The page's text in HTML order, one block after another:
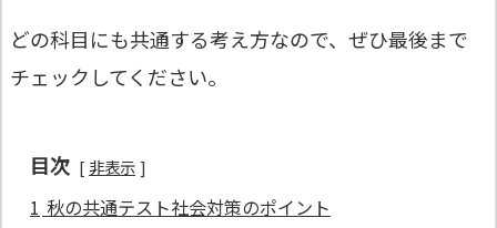
どの科目にも共通する考え方なので、ぜひ最後まで
チェックしてください。
目次 非表示
1 秋の共通テスト社会対策のポイント